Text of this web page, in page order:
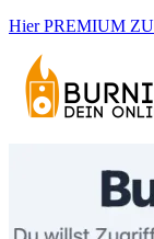
Hier PREMIUM